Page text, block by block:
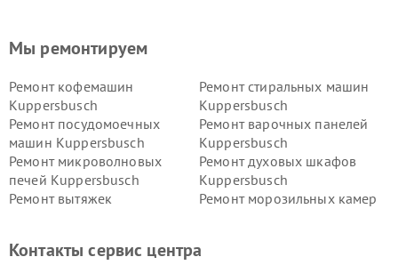
Мы ремонтируем
Ремонт кофемашин
Kuppersbusch
Ремонт стиральных машин
Kuppersbusch
Ремонт посудомоечных
машин Kuppersbusch
Ремонт варочных панелей
Kuppersbusch
Ремонт микроволновых
печей Kuppersbusch
Ремонт духовых шкафов
Kuppersbusch
Ремонт вытяжек
Ремонт морозильных камер
Kuppersbusch
вакуумных упаковщиков
Контакты сервис центра